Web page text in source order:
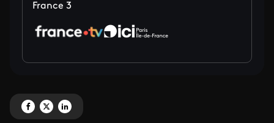
France 3
Partagez 'Lignes 11 et 14 prolongées : un succès fou !' sur Facebook
Partagez 'Lignes 11 et 14 prolongées : un succès fou !' sur X
Partagez 'Lignes 11 et 14 prolongées : un succès fou !' sur